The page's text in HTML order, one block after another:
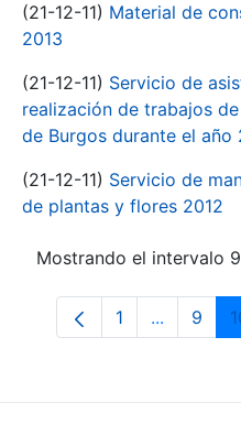
(21-12-11) Material de
2013
(21-12-11) Servicio de
realización de trabajos
de Burgos durante el año
(21-12-11) Servicio de
de plantas y flores 2012
Mostrando el intervalo
Página
1 ...Páginas
9